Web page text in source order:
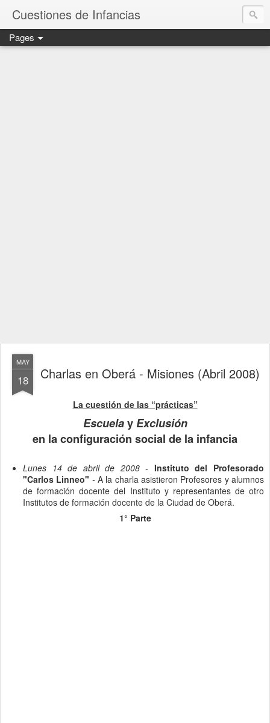
Cuestiones de Infancias
Pages
MAY
18 Charlas en Oberá - Misiones (Abril 2008)
La cuestión de las “prácticas”
EscuelayExclusión
en la configuración social de la infancia
Lunes 14 de abril de 2008- Instituto del Profesorado
"Carlos Linneo" - A la charla asistieron Profesores y alumnos
de formación docente del Instituto y representantes de otro
Institutos de formación docente de la Ciudad de Oberá.
1° Parte